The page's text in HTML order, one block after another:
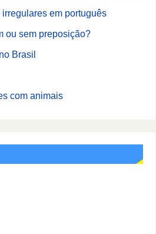
em português
ou sem preposição?
Brasil
com animais